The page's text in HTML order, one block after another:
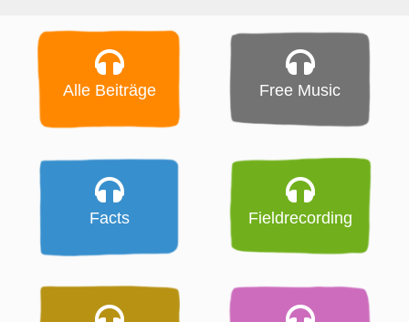
Alle Beiträge Free Music
Facts Fieldrecording